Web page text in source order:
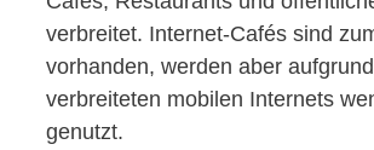
verbreitet. Internet-Cafés sind
vorhanden, werden aber
verbreiteten mobilen Internets
genutzt.